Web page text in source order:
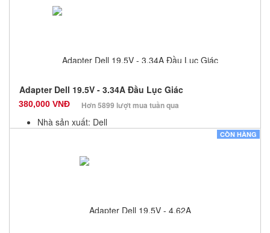
Số lượng: 10
Adapter Dell 19.5V - 3.34A Đầu Lục Giác
380,000 VNĐ Hơn 5899 lượt mua tuần qua
Nhà sản xuất: Dell
Số lượng: 10
CÒN HÀNG